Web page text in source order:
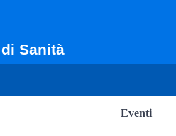
Sanità
Eventi